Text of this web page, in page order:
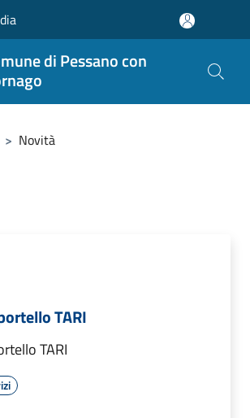
di Pessano con
> Novità
TARI
TARI